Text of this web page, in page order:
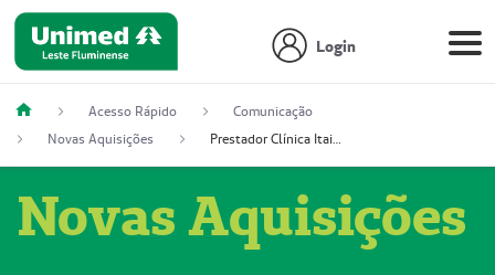
Login
Acesso Rápido
Comunicação
Novas Aquisições
Prestador Clínica Itaipú Ltda (51004348-2)
Novas Aquisições